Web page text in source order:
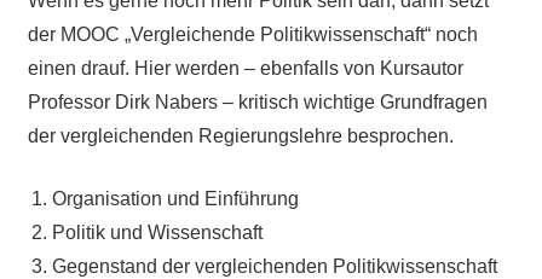
der MOOC „Vergleichende Politikwissenschaft“ noch
einen drauf. Hier werden – ebenfalls von Kursautor
Professor Dirk Nabers – kritisch wichtige Grundfragen
der vergleichenden Regierungslehre besprochen.
Organisation und Einführung
Politik und Wissenschaft
Gegenstand der vergleichenden Politikwissenschaft